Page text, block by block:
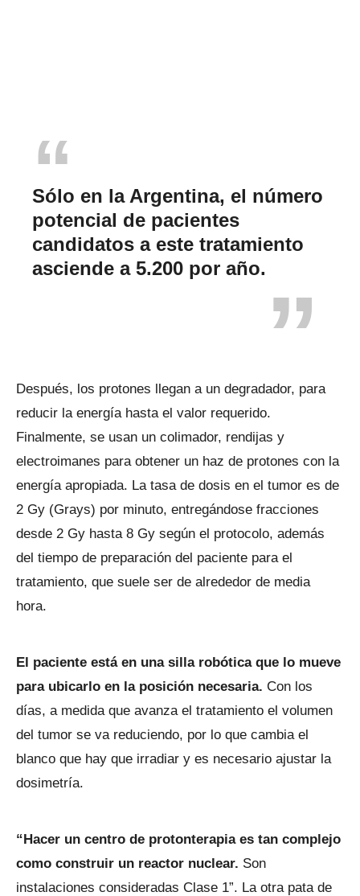
Sólo en la Argentina, el número
potencial de pacientes
candidatos a este tratamiento
asciende a 5.200 por año.
Después, los protones llegan a un degradador, para
reducir la energía hasta el valor requerido.
Finalmente, se usan un colimador, rendijas y
electroimanes para obtener un haz de protones con la
energía apropiada. La tasa de dosis en el tumor es de
2 Gy (Grays) por minuto, entregándose fracciones
desde 2 Gy hasta 8 Gy según el protocolo, además
del tiempo de preparación del paciente para el
tratamiento, que suele ser de alrededor de media
hora.
El paciente está en una silla robótica que lo mueve
para ubicarlo en la posición necesaria. Con los
días, a medida que avanza el tratamiento el volumen
del tumor se va reduciendo, por lo que cambia el
blanco que hay que irradiar y es necesario ajustar la
dosimetría.
“Hacer un centro de protonterapia es tan complejo
como construir un reactor nuclear. Son
instalaciones consideradas Clase 1”. La otra pata de